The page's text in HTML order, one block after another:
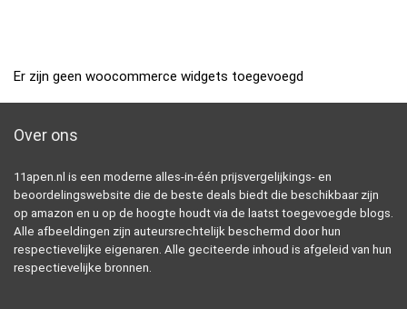
Er zijn geen woocommerce widgets toegevoegd
Over ons
11apen.nl is een moderne alles-in-één prijsvergelijkings- en
beoordelingswebsite die de beste deals biedt die beschikbaar zijn
op amazon en u op de hoogte houdt via de laatst toegevoegde blogs.
Alle afbeeldingen zijn auteursrechtelijk beschermd door hun
respectievelijke eigenaren. Alle geciteerde inhoud is afgeleid van hun
respectievelijke bronnen.